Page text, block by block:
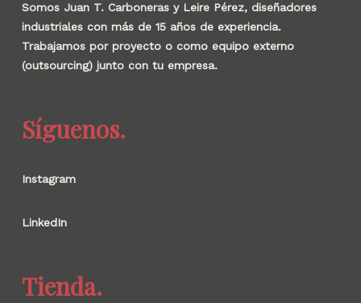
Somos Juan T. Carboneras y Leire Pérez, diseñadores
industriales con más de 15 años de experiencia.
Trabajamos por proyecto o como equipo externo
(outsourcing) junto con tu empresa.
Síguenos.
Instagram
LinkedIn
Tienda.